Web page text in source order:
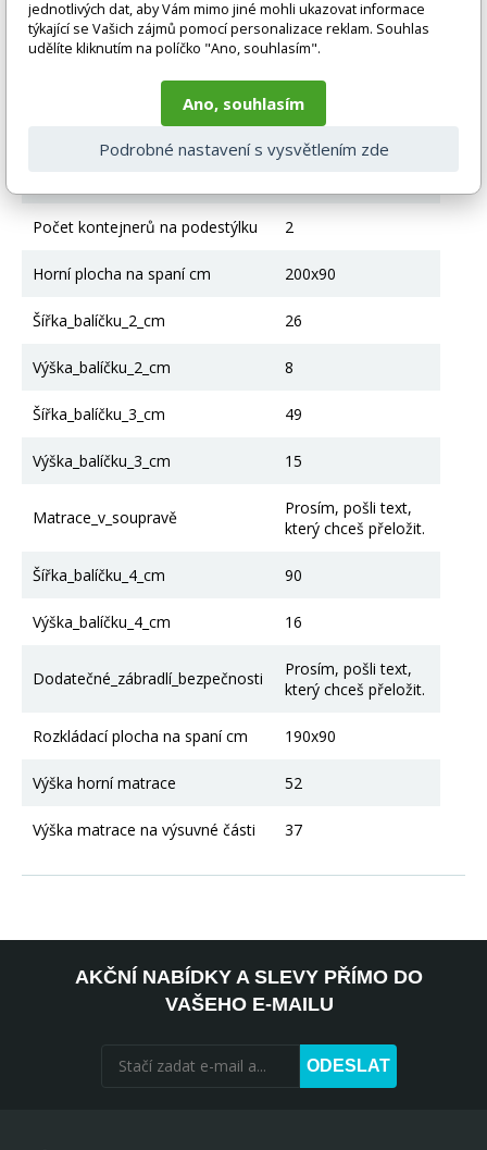
Materiál
Borovicové dřevo;
nábytková deska
Ano
Válcované, dřevěné
Počet kontejnerů na podestýlku 2
Horní plocha na spaní cm 200x90
Šířka_balíčku_2_cm 26
Výška_balíčku_2_cm 8
Šířka_balíčku_3_cm 49
Výška_balíčku_3_cm 15
Matrace_v_soupravě
Prosím, pošli text,
který chceš přeložit.
Šířka_balíčku_4_cm 90
Výška_balíčku_4_cm 16
Dodatečné_zábradlí_bezpečnosti
Prosím, pošli text,
který chceš přeložit.
Rozkládací plocha na spaní cm 190x90
Výška horní matrace 52
Výška matrace na výsuvné části 37
AKČNÍ NABÍDKY A SLEVY PŘÍMO DO
VAŠEHO E-MAILU
ODESLAT
jednotlivých dat, aby Vám mimo jiné mohli ukazovat informace
týkající se Vašich zájmů pomocí personalizace reklam. Souhlas
udělíte kliknutím na políčko "Ano, souhlasím".
Ano, souhlasím
Podrobné nastavení s vysvětlením zde